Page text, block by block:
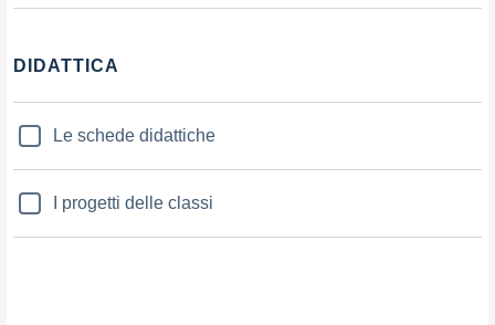
DIDATTICA
Le schede didattiche
I progetti delle classi